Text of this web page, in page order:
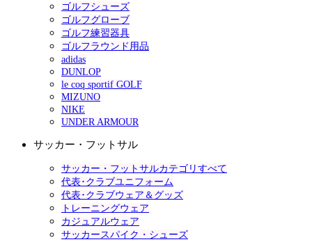
ゴルフシューズ
ゴルフグローブ
ゴルフ練習器具
ゴルフラウンド用品
adidas
DUNLOP
le coq sportif GOLF
MIZUNO
NIKE
UNDER ARMOUR
サッカー・フットサル
サッカー・フットサルカテゴリすべて
代表･クラブユニフォーム
代表･クラブウェア＆グッズ
トレーニングウェア
カジュアルウェア
サッカースパイク・シューズ